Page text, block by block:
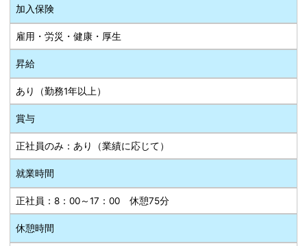
加入保険
雇用・労災・健康・厚生
昇給
あり（勤務1年以上）
賞与
正社員のみ：あり（業績に応じて）
就業時間
正社員：8：00～17：00 休憩75分
休憩時間